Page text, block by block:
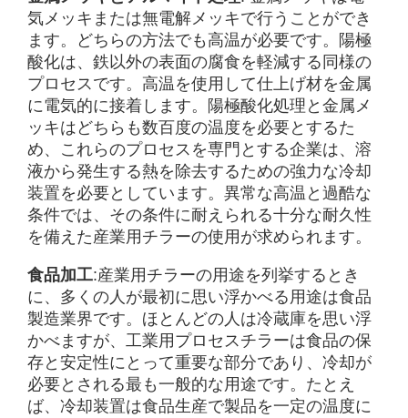
気メッキまたは無電解メッキで行うことができ
ます。どちらの方法でも高温が必要です。陽極
酸化は、鉄以外の表面の腐食を軽減する同様の
プロセスです。高温を使用して仕上げ材を金属
に電気的に接着します。陽極酸化処理と金属メ
ッキはどちらも数百度の温度を必要とするた
め、これらのプロセスを専門とする企業は、溶
液から発生する熱を除去するための強力な冷却
装置を必要としています。異常な高温と過酷な
条件では、その条件に耐えられる十分な耐久性
を備えた産業用チラーの使用が求められます。
食品加工:産業用チラーの用途を列挙するとき
に、多くの人が最初に思い浮かべる用途は食品
製造業界です。ほとんどの人は冷蔵庫を思い浮
かべますが、工業用プロセスチラーは食品の保
存と安定性にとって重要な部分であり、冷却が
必要とされる最も一般的な用途です。たとえ
ば、冷却装置は食品生産で製品を一定の温度に